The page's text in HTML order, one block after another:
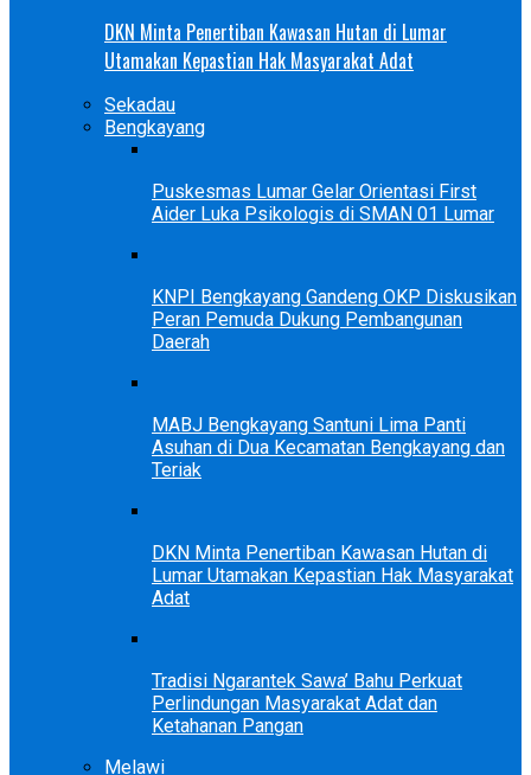
DKN Minta Penertiban Kawasan Hutan di Lumar
Utamakan Kepastian Hak Masyarakat Adat
Sekadau
Bengkayang
Puskesmas Lumar Gelar Orientasi First
Aider Luka Psikologis di SMAN 01 Lumar
KNPI Bengkayang Gandeng OKP Diskusikan
Peran Pemuda Dukung Pembangunan
Daerah
MABJ Bengkayang Santuni Lima Panti
Asuhan di Dua Kecamatan Bengkayang dan
Teriak
DKN Minta Penertiban Kawasan Hutan di
Lumar Utamakan Kepastian Hak Masyarakat
Adat
Tradisi Ngarantek Sawa’ Bahu Perkuat
Perlindungan Masyarakat Adat dan
Ketahanan Pangan
Melawi